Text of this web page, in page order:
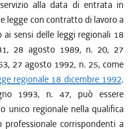
alla data di entrata in
legge con contratto di lavoro a
sensi delle leggi regionali 18
28 agosto 1989, n. 20, 27
27 agosto 1992, n. 25, come
regionale 18 dicembre 1992,
1993, n. 47, può essere
unico regionale nella qualifica
corrispondenti a